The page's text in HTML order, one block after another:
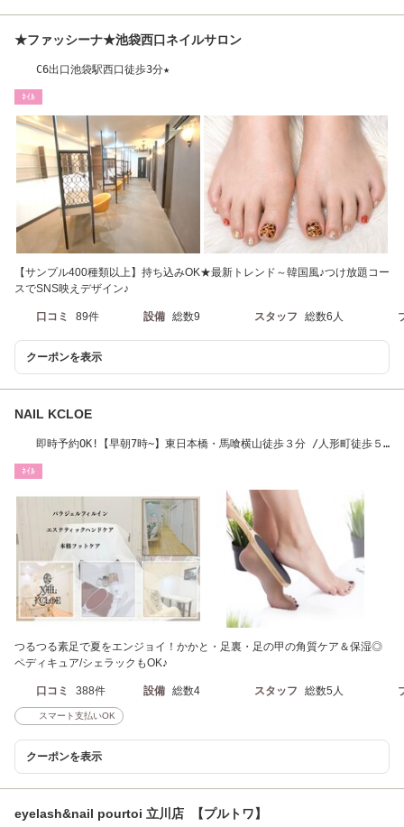
★ファッシーナ★池袋西口ネイルサロン
C6出口池袋駅西口徒歩3分★
ﾈｲﾙ
【サンプル400種類以上】持ち込みOK★最新トレンド～韓国風♪つけ放題コー
スでSNS映えデザイン♪
口コミ 89件 設備 総数9 スタッフ 総数6人
クーポンを表示
NAIL KCLOE
即時予約OK!【早朝7時~】東日本橋・馬喰横山徒歩３分 /人形町徒歩５
ﾈｲﾙ
つるつる素足で夏をエンジョイ！かかと・足裏・足の甲の角質ケア＆保湿◎
ペディキュア/シェラックもOK♪
口コミ 388件 設備 総数4 スタッフ 総数5人
スマート支払いOK
クーポンを表示
eyelash&nail pourtoi 立川店 【プルトワ】